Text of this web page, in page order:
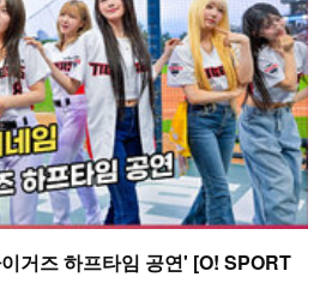
거즈 하프타임 공연' [O! SPORT